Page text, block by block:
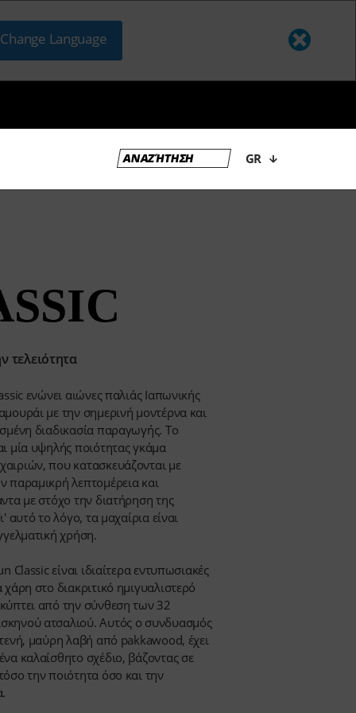
Change Language
GR
Στο επίκεντρο του ενδιαφέροντος
Shun Classic
Ανακαλύψτε εδώ
Κατάλογοι
Ανακαλύψτε εδώ
τελειότητα
ενώνει αιώνες παλιάς Ιαπωνικής
με την σημερινή μοντέρνα και
διαδικασία παραγωγής. Το
μία υψηλής ποιότητας γκάμα
που κατασκευάζονται με
παραμικρή λεπτομέρεια και
με στόχο την διατήρηση της
αυτό το λόγο, τα μαχαίρια είναι
χρήση.
Classic είναι ιδιαίτερα εντυπωσιακές
χάρη στο διακριτικό ημιγυαλιστερό
από την σύνθεση των 32
ατσαλιού. Αυτός ο συνδυασμός
μαύρη λαβή από pakkawood, έχει
καλαίσθητο σχέδιο, βάζοντας σε
την ποιότητα όσο και την